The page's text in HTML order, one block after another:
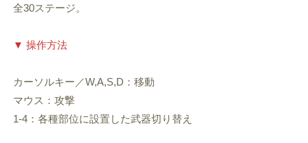
全30ステージ。
▼ 操作方法
カーソルキー／W,A,S,D：移動
マウス：攻撃
1-4：各種部位に設置した武器切り替え